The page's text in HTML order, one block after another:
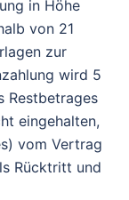
in Höhe
von 21
zur
wird 5
Restbetrages
eingehalten,
vom Vertrag
Rücktritt und